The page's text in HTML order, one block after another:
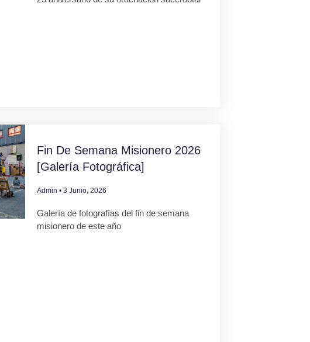
Fin De Semana Misionero 2026
[Galería Fotográfica]
Admin 3 Junio, 2026
Galería de fotografías del fin de semana
misionero de este año